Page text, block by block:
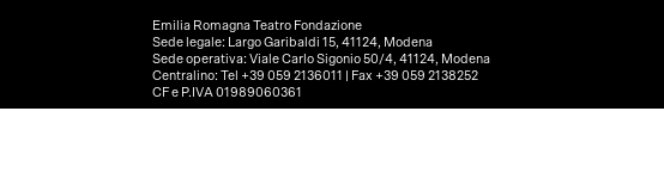
Emilia Romagna Teatro Fondazione
Sede legale: Largo Garibaldi 15, 41124, Modena
Sede operativa: Viale Carlo Sigonio 50/4, 41124, Modena
Centralino: Tel +39 059 2136011 | Fax +39 059 2138252
CF e P.IVA 01989060361